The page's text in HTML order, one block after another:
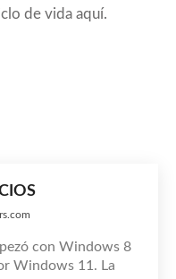
de vida aquí.
con Windows 8
Windows 11. La